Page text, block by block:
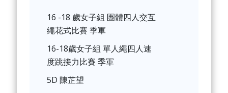
16 -18 歲女子組 團體四人交互
繩花式比賽 季軍
16-18歲女子組 單人繩四人速
度跳接力比賽 季軍
5D 陳芷望